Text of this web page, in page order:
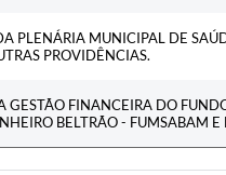
PLENÁRIA MUNICIPAL DE
PROVIDÊNCIAS.
GESTÃO FINANCEIRA DO
BELTRÃO - FUMSABAM